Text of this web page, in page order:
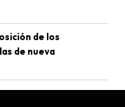
de los
de nueva